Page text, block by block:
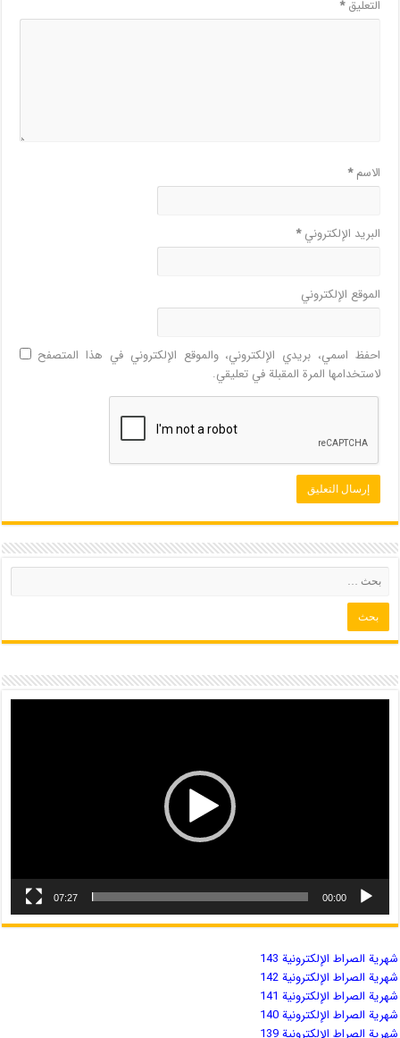
التعليق*
الاسم*
البريد الإلكتروني*
الموقع الإلكتروني
احفظ اسمي، بريدي الإلكتروني، والموقع الإلكتروني في هذا المتصفح
لاستخدامها المرة المقبلة في تعليقي.
00:00
07:27
شهریة الصراط الإلكترونية 143
شهریة الصراط الإلكترونية 142
شهریة الصراط الإلكترونية 141
شهریة الصراط الإلكترونية 140
شهریة الصراط الإلكترونية 139